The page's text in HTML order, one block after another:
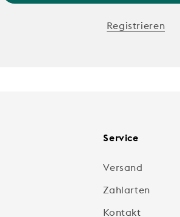
Registrieren
Service
Versand
Zahlarten
Kontakt